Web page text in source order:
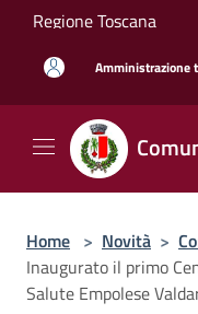
Salta al contenuto principale
Regione Toscana
Amministrazione
Home > Novità >
Inaugurato il primo
Salute Empolese